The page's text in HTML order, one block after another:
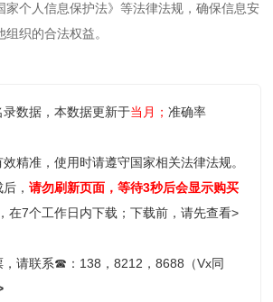
家个人信息保护法》等‌法律法规，确保信息安
织的合法权益。
数据，本数据更新于当月；准确率
精准，使用时请遵守国家相关法律法规。
后，请勿刷新页面，等待3秒后会显示购买
，在7个工作日内下载；下载前，请先查看>
请联系☎ ：138，8212，8688（Vx同